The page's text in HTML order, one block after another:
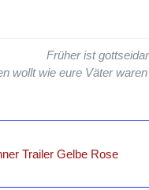
Früher ist
wollt wie eure Väter